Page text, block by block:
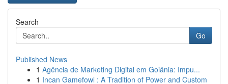
Search
Go
Published News
1 Agência de Marketing Digital em Goiânia: Impu...
1 Incan Gamefowl : A Tradition of Power and Custom